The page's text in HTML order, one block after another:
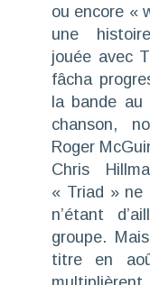
ou encore «
une
jouée avec
fâcha
la bande
chanson,
Roger
Chris
« Triad » ne
n’étant
groupe.
titre en